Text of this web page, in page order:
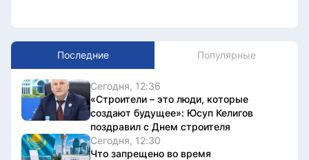
Последние Популярные
Сегодня, 12:36
«Строители – это люди, которые
создают будущее»: Юсуп Келигов
поздравил с Днем строителя
Сегодня, 12:30
Что запрещено во время